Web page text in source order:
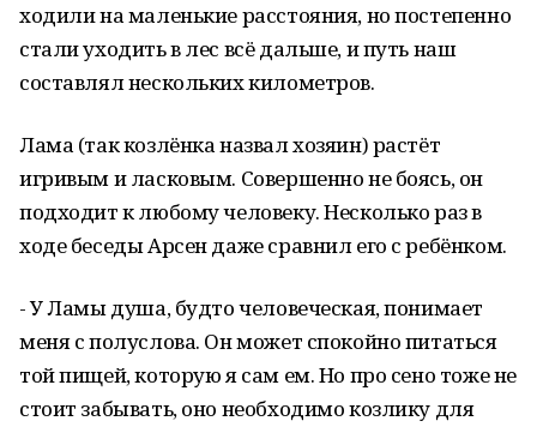
ходили на маленькие расстояния, но постепенно
стали уходить в лес всё дальше, и путь наш
составлял нескольких километров.
Лама (так козлёнка назвал хозяин) растёт
игривым и ласковым. Совершенно не боясь, он
подходит к любому человеку. Несколько раз в
ходе беседы Арсен даже сравнил его с ребёнком.
- У Ламы душа, будто человеческая, понимает
меня с полуслова. Он может спокойно питаться
той пищей, которую я сам ем. Но про сено тоже не
стоит забывать, оно необходимо козлику для